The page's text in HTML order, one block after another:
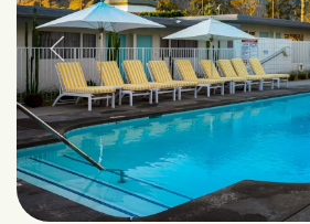
Previous slide